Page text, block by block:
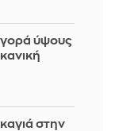
ύψους
στην